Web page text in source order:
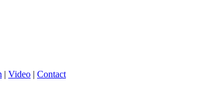
| Video | Contact